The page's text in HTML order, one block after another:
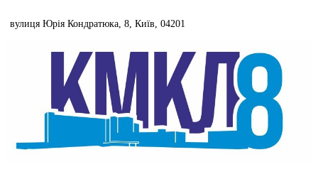
to
вулиця Юрія Кондратюка, 8, Київ, 04201